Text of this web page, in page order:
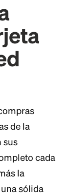
de la
sus
cada
la
sólida